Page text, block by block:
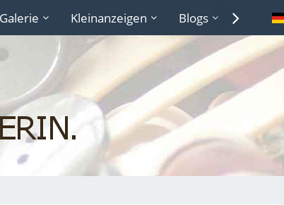
Galerie Kleinanzeigen Blogs Lexikon